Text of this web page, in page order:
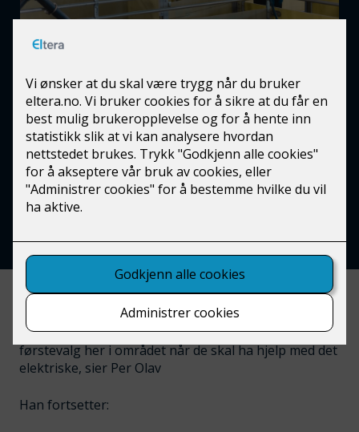
Eltera Plassen har bred
kompetanse
I naturskjønne omgivelser på Stavsjø møter vi Per
Olav Plassen. Han er installatør og daglig leder på
Eltera Plassen, og mener at Eltera Plassen har fått
mange oppdrag fordi fornøyde kunder er flinke til å
- Ryktet går jo på bygda, som vi pleier å si, og når
folk får med seg at vi leverer godt håndtverk og har
fornøyde kunder så bidrar det til at vi ofte er folks
førstevalg her i området når de skal ha hjelp med det
elektriske, sier Per Olav
Han fortsetter: